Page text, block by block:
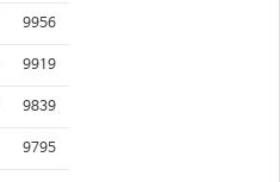
9956
9919
9839
9795